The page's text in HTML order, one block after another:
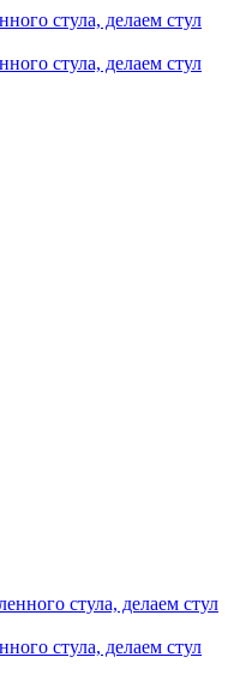
стула, делаем стул
стула, делаем стул
стула, делаем стул
стула, делаем стул